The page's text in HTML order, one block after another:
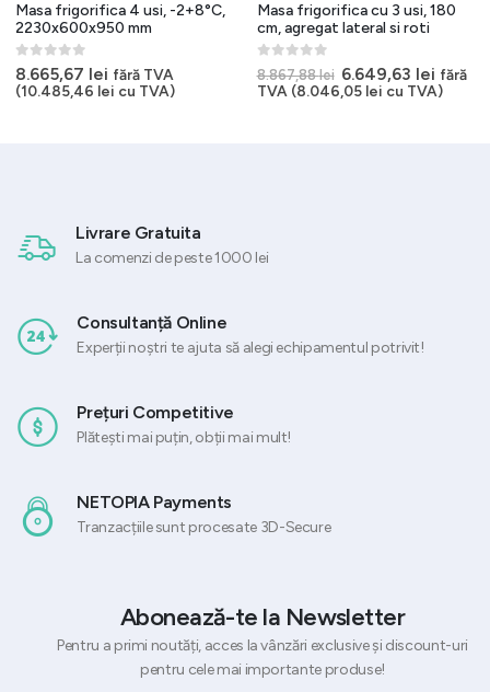
Masa frigorifica 4 usi, -2+8°C,
2230x600x950 mm
0out of 5
8.665,67 lei fără TVA
(10.485,46 lei cu TVA)
Masa frigorifica cu 3 usi, 180
cm, agregat lateral si roti
0out of 5
8.867,88lei Prețul
inițial
a
6.649,63 lei Prețul
curent
fără
TVA (8.046,05 lei cu TVA)
Livrare Gratuita
La comenzi de peste 1000 lei
Consultanță Online
Experții noștri te ajuta să alegi echipamentul potrivit!
Prețuri Competitive
Plătești mai puțin, obții mai mult!
NETOPIA Payments
Tranzacțiile sunt procesate 3D-Secure
Abonează-te la Newsletter
Pentru a primi noutăți, acces la vânzări exclusive și discount-uri
pentru cele mai importante produse!